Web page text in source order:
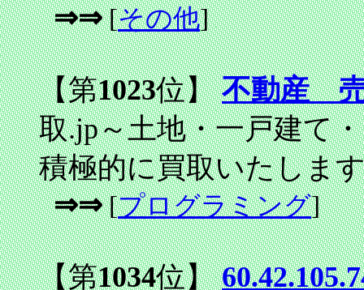
⇒⇒[その他]
【第1023位】不動産
取.jp～土地・一戸建て
積極的に買取いたしま
⇒⇒[プログラミング]
【第1034位】